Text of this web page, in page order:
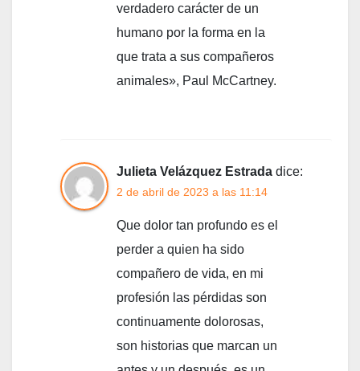
verdadero carácter de un
humano por la forma en la
que trata a sus compañeros
animales», Paul McCartney.
Julieta Velázquez Estrada dice:
2 de abril de 2023 a las 11:14
Que dolor tan profundo es el
perder a quien ha sido
compañero de vida, en mi
profesión las pérdidas son
continuamente dolorosas,
son historias que marcan un